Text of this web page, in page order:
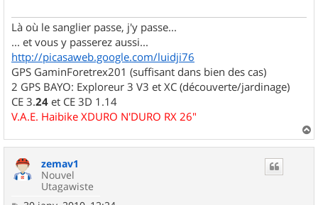
Là où le sanglier passe, j'y passe...
... et vous y passerez aussi...
http://picasaweb.google.com/luidji76
GPS GaminForetrex201 (suffisant dans bien des cas)
2 GPS BAYO: Exploreur 3 V3 et XC (découverte/jardinage)
CE 3.24 et CE 3D 1.14
V.A.E. Haibike XDURO N'DURO RX 26"
a
zemav1
Nouvel
Utagawiste